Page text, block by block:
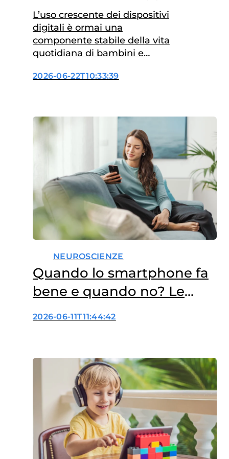
finora?
L’uso crescente dei dispositivi
digitali è ormai una
componente stabile della vita
quotidiana di bambini e
numerose ricerche hanno
schermi e cefalea in età
evolutiva. La cefalea
rappresenta uno dei sintomi
neurologici più comuni in età
pediatrica e interessa fino al…
2026-06-22T10:33:39
NEUROSCIENZE
Quando lo smartphone fa
bene e quando no? Le
domande giuste per
2026-06-11T11:44:42